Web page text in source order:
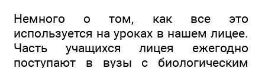
Немного о том, как все это
используется на уроках в нашем лицее.
Часть учащихся лицея ежегодно
поступают в вузы с биологическим